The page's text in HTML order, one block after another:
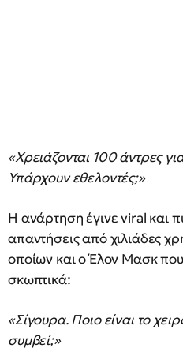
«Χρειάζονται 100 άντρες
Υπάρχουν εθελοντές;»
Η ανάρτηση έγινε viral και
απαντήσεις από χιλιάδες
οποίων και ο Έλον Μασκ
σκωπτικά:
«Σίγουρα. Ποιο είναι το
συμβεί;»